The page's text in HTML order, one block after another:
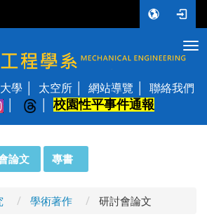
交通大學 機械工程學系
學 太空所 網站導覽
聯絡我們
校園性平事件通報
論文 專書
學術著作 研討會論文